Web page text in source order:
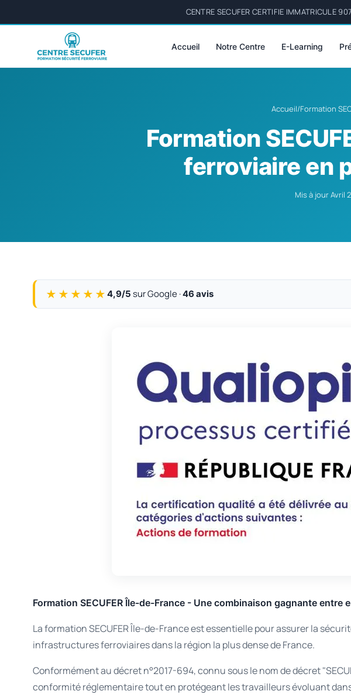
CENTRE SECUFER CERTIFIE IMMATRICULE
Accueil Notre Centre E-Learning
Accueil/Formation
Formation
ferroviaire en
Mis à jour Avril
★★★★★ 4,9/5 sur Google ·46 avis
Formation SECUFER Île-de-France - Une combinaison gagnante
La formation SECUFER Île-de-France est essentielle pour assurer la
infrastructures ferroviaires dans la région la plus dense de France.
Conformément au décret n°2017-694, connu sous le nom de décret
conformité réglementaire tout en protégeant les travailleurs évoluant